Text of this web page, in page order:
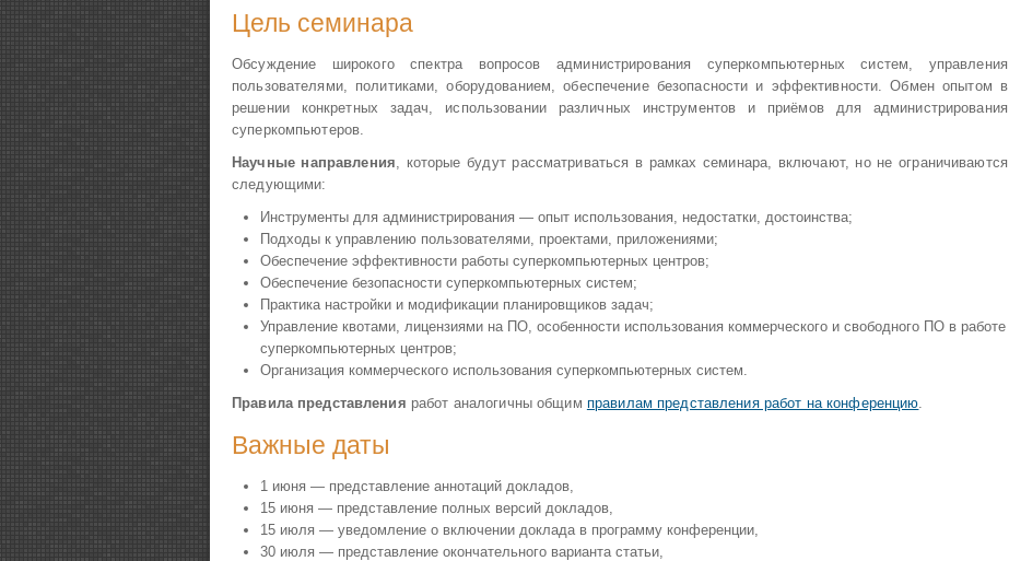
Цель семинара
Обсуждение широкого спектра вопросов администрирования суперкомпьютерных систем, управления
пользователями, политиками, оборудованием, обеспечение безопасности и эффективности. Обмен опытом в
решении конкретных задач, использовании различных инструментов и приёмов для администрирования
суперкомпьютеров.
Научные направления , которые будут рассматриваться в рамках семинара, включают, но не ограничиваются
следующими:
Инструменты для администрирования — опыт использования, недостатки, достоинства;
Подходы к управлению пользователями, проектами, приложениями;
Обеспечение эффективности работы суперкомпьютерных центров;
Обеспечение безопасности суперкомпьютерных систем;
Практика настройки и модификации планировщиков задач;
Управление квотами, лицензиями на ПО, особенности использования коммерческого и свободного ПО в работе
суперкомпьютерных центров;
Организация коммерческого использования суперкомпьютерных систем.
Правила представления работ аналогичны общим правилам представления работ на конференцию
Важные даты
1 июня — представление аннотаций докладов,
15 июня — представление полных версий докладов,
15 июля — уведомление о включении доклада в программу конференции,
30 июля — представление окончательного варианта статьи,